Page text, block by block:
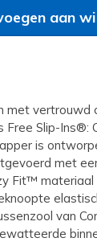
aan
met vertrouwd
Free Slip-Ins®:
is
met
Fit™ materiaal
van